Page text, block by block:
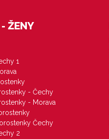
ŽENY
1
- Čechy
- Morava
Čechy
2